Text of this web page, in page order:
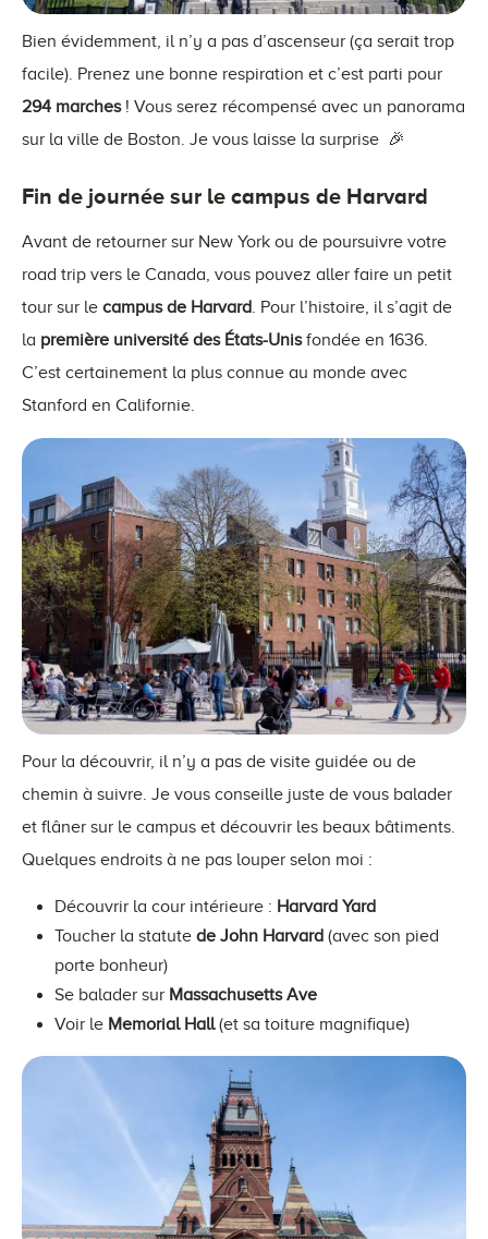
Bien évidemment, il n’y a pas d’ascenseur (ça serait trop
facile). Prenez une bonne respiration et c’est parti pour
294 marches! Vous serez récompensé avec un panorama
sur la ville de Boston. Je vous laisse la surprise 🎉
Fin de journée sur le campus de Harvard
Avant de retourner sur New York ou de poursuivre votre
road trip vers le Canada, vous pouvez aller faire un petit
tour sur le campus de Harvard. Pour l’histoire, il s’agit de
la première université des États-Unisfondée en 1636.
C’est certainement la plus connue au monde avec
Stanford en Californie.
Pour la découvrir, il n’y a pas de visite guidée ou de
chemin à suivre. Je vous conseille juste de vous balader
et flâner sur le campus et découvrir les beaux bâtiments.
Quelques endroits à ne pas louper selon moi :
Découvrir la cour intérieure : Harvard Yard
Toucher la statute de John Harvard (avec son pied
porte bonheur)
Se balader sur Massachusetts Ave
Voir le Memorial Hall(et sa toiture magnifique)